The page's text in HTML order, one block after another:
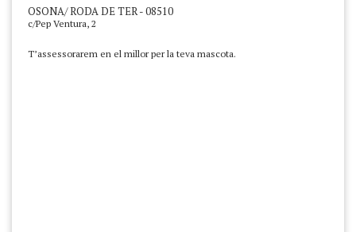
OSONA/ RODA DE TER - 08510
c/Pep Ventura, 2
T’assessorarem en el millor per la teva mascota.